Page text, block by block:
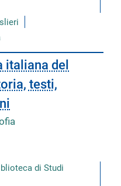
italiana del
testi,
di Studi